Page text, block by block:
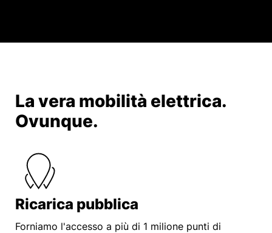
La vera mobilità elettrica.
Ovunque.
Ricarica pubblica
Forniamo l'accesso a più di 1 milione punti di